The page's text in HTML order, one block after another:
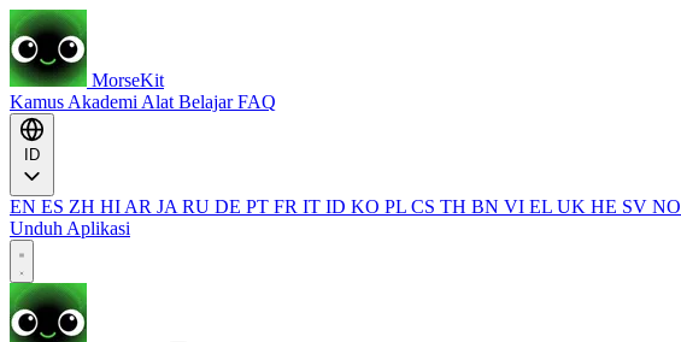
MorseKit
Kamus Akademi Alat BelajarFAQ
EN ES ZH HI AR JA RU DE PT FR IT ID KO PL CS TH BN VI EL UK HE SV NO
Unduh Aplikasi